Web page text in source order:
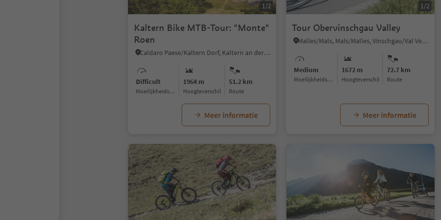
1/2
Kaltern Bike MTB-Tour: "Monte"
Roen
Caldaro Paese/Kaltern Dorf, Kaltern an der Weinstraße/Caldaro sulla Strada del Vino, Alto Adige Wine Road
Difficult
Moeilijkheidsgraad
1964 m
Hoogteverschil
51.2 km
Route
Meer informatie
1/2
Tour Obervinschgau Valley
Malles/Mals, Mals/Malles, Vinschgau/Val Venosta
Medium
Moeilijkheidsgraad
1672 m
Hoogteverschil
72.7 km
Route
Meer informatie